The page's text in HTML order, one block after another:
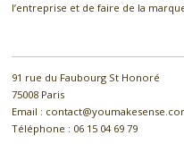
l’entreprise et de faire de la
91 rue du Faubourg St Honoré
75008 Paris
Email :
Téléphone :‭ 06 15 04 69 79‬